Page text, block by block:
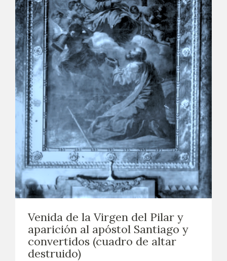
Venida de la Virgen del Pilar y
aparición al apóstol Santiago y
convertidos (cuadro de altar
destruido)